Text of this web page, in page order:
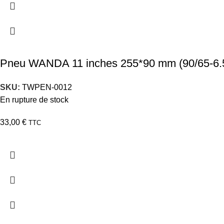
Pneu WANDA 11 inches 255*90 mm (90/65-
SKU: TWPEN-0012
En rupture de stock
33,00 € TTC